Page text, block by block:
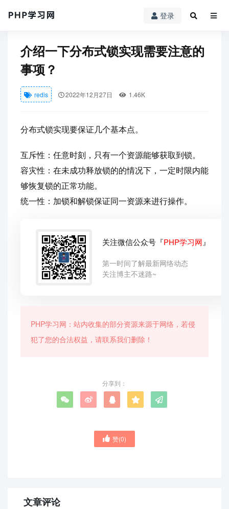
登录
PHP学习网 介绍一下分布式锁实现需要注意的事项？
介绍一下分布式锁实现需要注意的
事项？
redis 2022年12月27日 1.46K
分布式锁实现要保证几个基本点。
互斥性：任意时刻，只有一个资源能够获取到锁。
容灾性：在未成功释放锁的的情况下，一定时限内能
够恢复锁的正常功能。
统一性：加锁和解锁保证同一资源来进行操作。
关注微信公众号『PHP学习网 』
第一时间了解最新网络动态
关注博主不迷路~
PHP学习网：站内收集的部分资源来源于网络，若侵
犯了您的合法权益，请联系我们删除！
分享到：
赞(0)
文章评论